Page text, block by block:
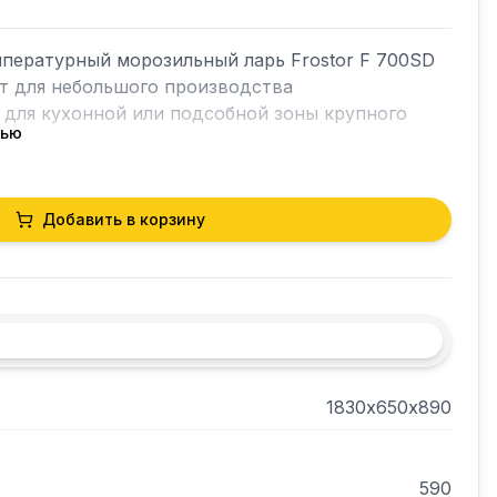
морозильный ларь Frostor F 700SD
для небольшого производства
кухонной или подсобной зоны крупного
потери холода и обеспечивает лучшую
больших объемов различной продукции.
Добавить в корзину
1830х650х890
590